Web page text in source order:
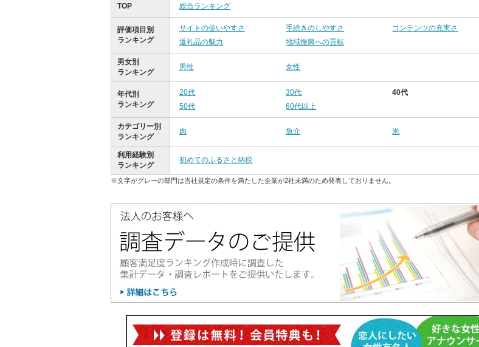
TOP 総合ランキング
評価項目別
ランキング
サイトの使いやすさ 手続きのしやすさ
コンテンツの充実さ
返礼品の魅力
地域振興への貢献
男女別
ランキング
男性 女性
年代別
ランキング
20代 30代
40代
50代
60代以上
カテゴリー別
ランキング
肉 魚介 米
利用経験別
ランキング
初めてのふるさと納税
※文字がグレーの部門は当社規定の条件を満たした企業が2社未満のため発表しておりません。